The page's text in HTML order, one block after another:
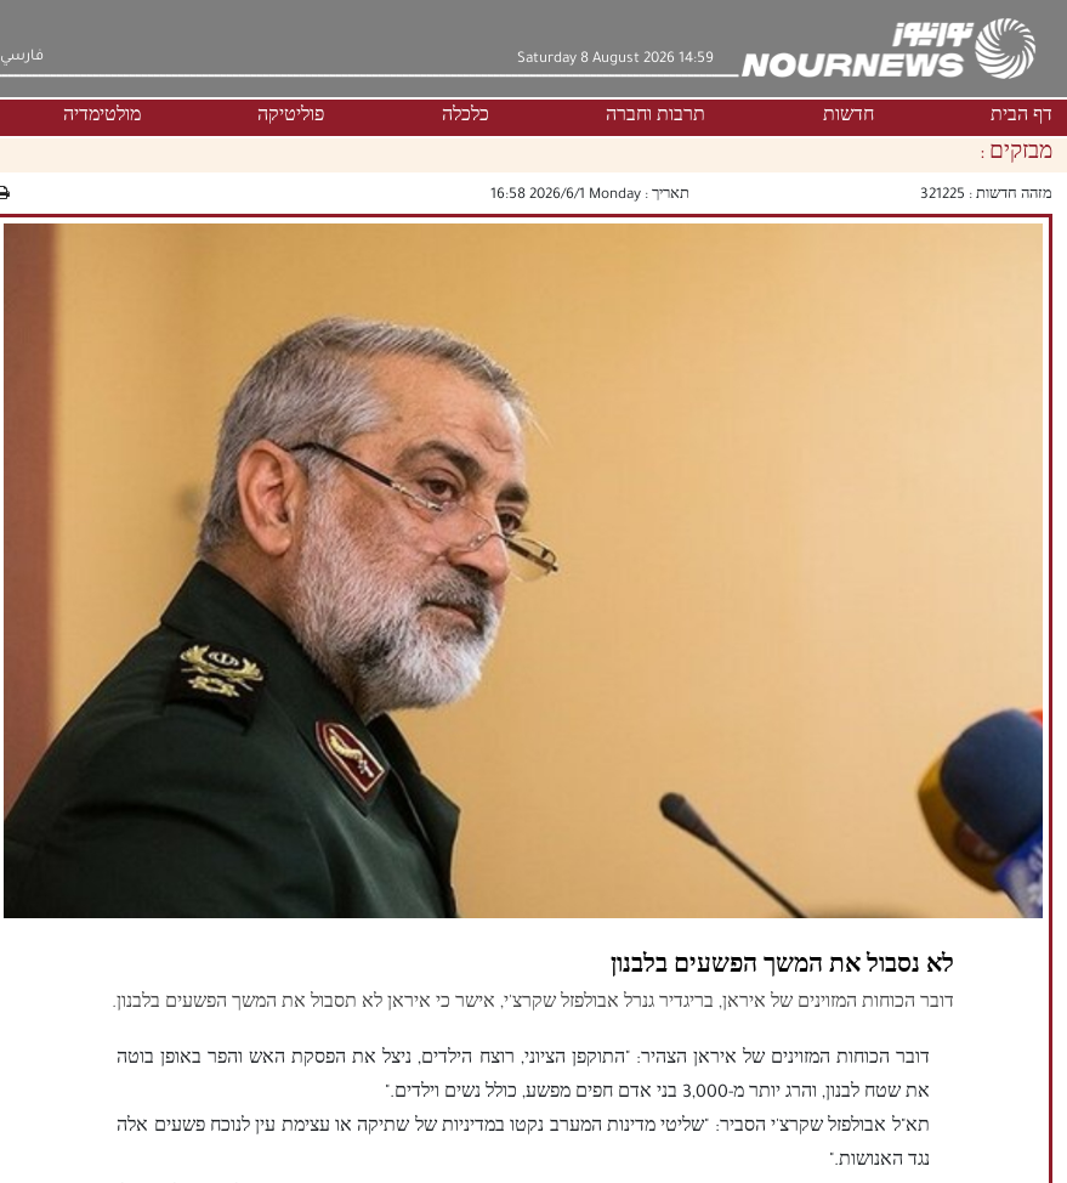
Saturday 8 August 2026 14:59 فارسي
דף הבית חדשות תרבות וחברה כלכלה פוליטיקה מולטימדיה
מבזקים :
מזהה חדשות : 321225 תאריך : ‫‫Monday‬‬ 2026/6/1 16:58
לא נסבול את המשך הפשעים בלבנון
דובר הכוחות המזוינים של איראן, בריגדיר גנרל אבולפזל שקרצ'י, אישר כי איראן לא תסבול את המשך הפשעים בלבנון.
דובר הכוחות המזוינים של איראן הצהיר: "התוקפן הציוני, רוצח הילדים, ניצל את הפסקת האש והפר באופן בוטה
את שטח לבנון, והרג יותר מ-3,000 בני אדם חפים מפשע, כולל נשים וילדים."
תא"ל אבולפזל שקרצ'י הסביר: "שליטי מדינות המערב נקטו במדיניות של שתיקה או עצימת עין לנוכח פשעים אלה
נגד האנושות."